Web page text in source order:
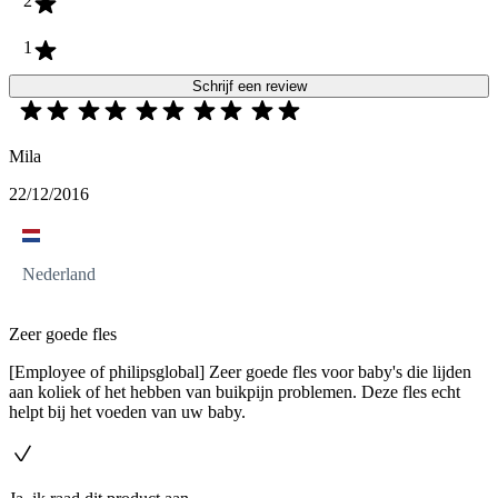
1
Schrijf een review
Mila
22/12/2016
Nederland
Zeer goede fles
[Employee of philipsglobal] Zeer goede fles voor baby's die lijden
aan koliek of het hebben van buikpijn problemen. Deze fles echt
helpt bij het voeden van uw baby.